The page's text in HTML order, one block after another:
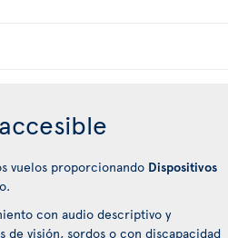
vuelos proporcionando Dispositivos
con audio descriptivo y
de visión, sordos o con discapacidad